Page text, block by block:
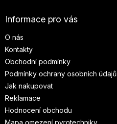
Informace pro vás
O nás
Kontakty
Obchodní podmínky
Podmínky ochrany osobních údajů
Jak nakupovat
Reklamace
Hodnocení obchodu